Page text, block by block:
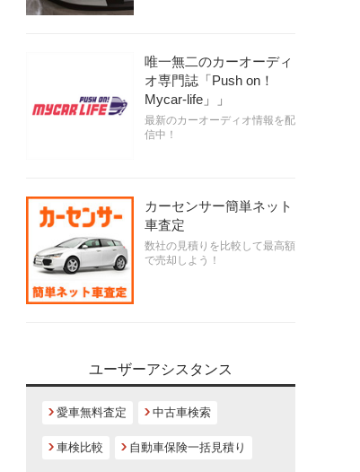
唯一無二のカーオーディ
オ専門誌「Push on！
Mycar-life」」
最新のカーオーディオ情報を配
信中！
カーセンサー簡単ネット
車査定
数社の見積りを比較して最高額
で売却しよう！
ユーザーアシスタンス
愛車無料査定 中古車検索
車検比較 自動車保険一括見積り